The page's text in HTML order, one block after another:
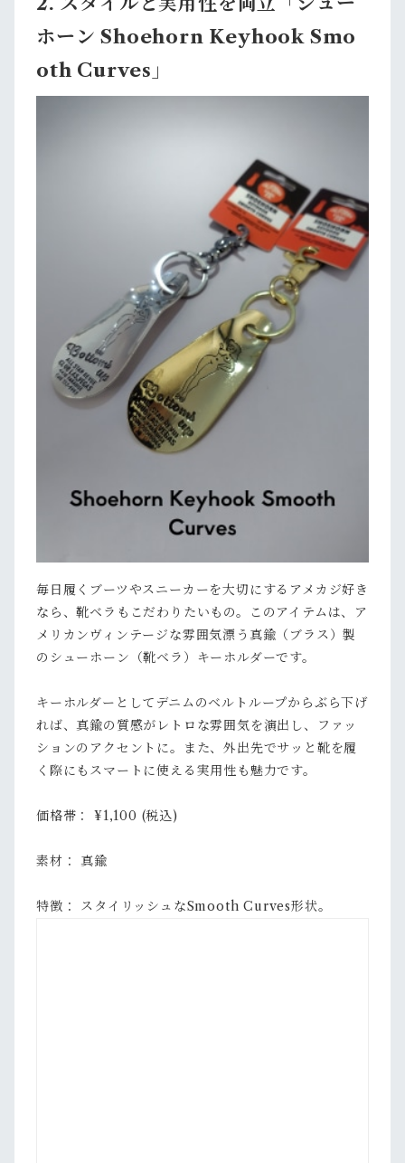
ホーン Shoehorn Keyhook Smo
oth Curves」
毎日履くブーツやスニーカーを大切にするアメカジ好き
なら、靴ベラもこだわりたいもの。このアイテムは、ア
メリカンヴィンテージな雰囲気漂う真鍮（ブラス）製
のシューホーン（靴ベラ）キーホルダーです。
キーホルダーとしてデニムのベルトループからぶら下げ
れば、真鍮の質感がレトロな雰囲気を演出し、ファッ
ションのアクセントに。また、外出先でサッと靴を履
く際にもスマートに使える実用性も魅力です。
価格帯： ¥1,100 (税込)
素材： 真鍮
特徴： スタイリッシュなSmooth Curves形状。